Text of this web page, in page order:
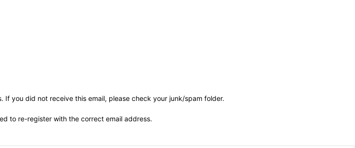
you did not receive this email, please check your junk/spam folder.
to re-register with the correct email address.